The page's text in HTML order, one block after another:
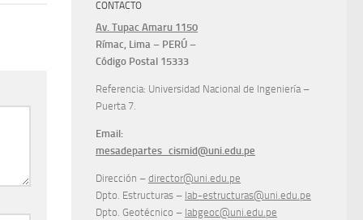
CONTACTO
Av. Tupac Amaru 1150
Rímac, Lima – PERÚ –
Código Postal 15333
Referencia: Universidad Nacional de Ingeniería –
Puerta 7.
Email:
mesadepartes_cismid@uni.edu.pe
Dirección – director@uni.edu.pe
Dpto. Estructuras – lab-estructuras@uni.edu.pe
Dpto. Geotécnico – labgeoc@uni.edu.pe